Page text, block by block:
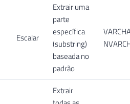
Escalar
Extrair uma
parte
específica
(substring)
baseada no
padrão
Extrair